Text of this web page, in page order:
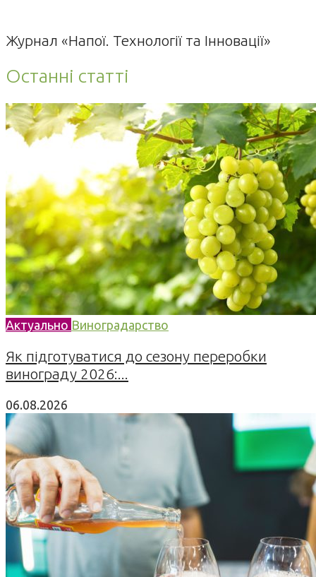
Журнал «Напої. Технології та Інновації»
Останні статті
Актуально Виноградарство
Як підготуватися до сезону переробки
винограду 2026:...
06.08.2026